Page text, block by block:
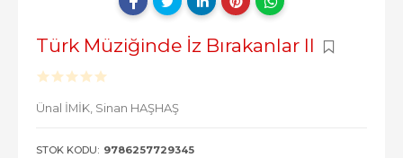
Türk Müziğinde İz Bırakanlar II
Ünal İMİK, Sinan HAŞHAŞ
STOK KODU: 9786257729345